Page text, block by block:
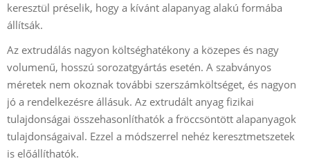
keresztül préselik, hogy a kívánt alapanyag alakú formába
állítsák.
Az extrudálás nagyon költséghatékony a közepes és nagy
volumenű, hosszú sorozatgyártás esetén. A szabványos
méretek nem okoznak további szerszámköltséget, és nagyon
jó a rendelkezésre állásuk. Az extrudált anyag fizikai
tulajdonságai összehasonlíthatók a fröccsöntött alapanyagok
tulajdonságaival. Ezzel a módszerrel nehéz keresztmetszetek
is előállíthatók.